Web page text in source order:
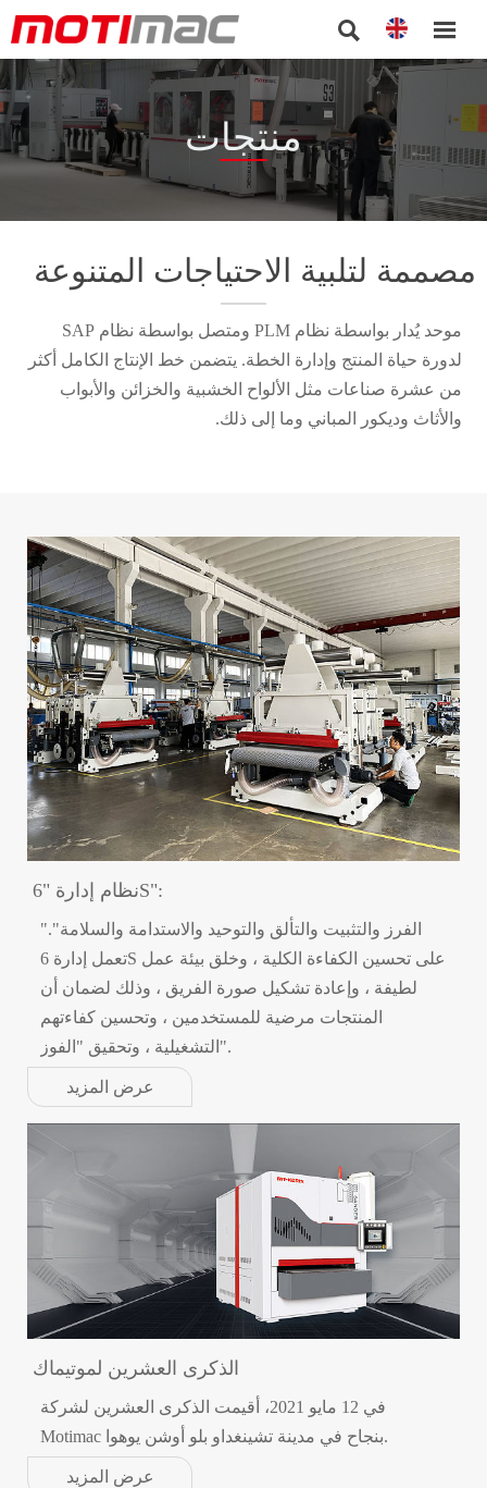
 
منتجات
مصممة لتلبية الاحتياجات المتنوعة
موحد يُدار بواسطة نظام PLM ومتصل بواسطة نظام SAP
لدورة حياة المنتج وإدارة الخطة. يتضمن خط الإنتاج الكامل أكثر
من عشرة صناعات مثل الألواح الخشبية والخزائن والأبواب
والأثاث وديكور المباني وما إلى ذلك.
نظام إدارة "6S":
"الفرز والتثبيت والتألق والتوحيد والاستدامة والسلامة".
تعمل إدارة 6S على تحسين الكفاءة الكلية ، وخلق بيئة عمل
لطيفة ، وإعادة تشكيل صورة الفريق ، وذلك لضمان أن
المنتجات مرضية للمستخدمين ، وتحسين كفاءتهم
التشغيلية ، وتحقيق "الفوز".
عرض المزيد
الذكرى العشرين لموتيماك
في 12 مايو 2021، أقيمت الذكرى العشرين لشركة
Motimac بنجاح في مدينة تشينغداو بلو أوشن يوهوا.
عرض المزيد